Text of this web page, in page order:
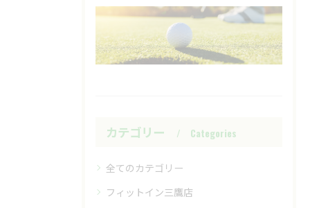
カテゴリー Categories
全てのカテゴリー
フィットイン三鷹店